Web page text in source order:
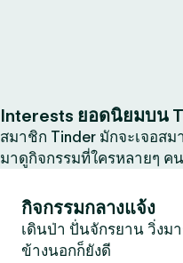
Interests ยอดนิยมบน
สมาชิก Tinder มักจะเจอส
มาดูกิจกรรมที่ใครหลายๆ ค
กิจกรรมกลางแจ้ง
เดินป่า ปั่นจักรยาน วิ่งม
ข้างนอกก็ยังดี